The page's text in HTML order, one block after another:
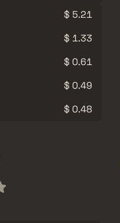
$ 5.21
$ 1.33
$ 0.61
$ 0.49
$ 0.48